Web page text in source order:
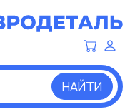
НАЙТИ